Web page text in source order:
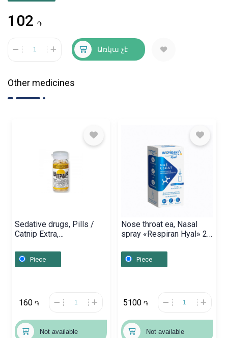
102 ֏
Առկա չէ
Other medicines
Sedative drugs, Pills /
Catnip Extra,
Piece
160 ֏
Not available
Nose throat ea, Nasal
spray «Respiran Hyal» 20
Piece
5100 ֏
Not available